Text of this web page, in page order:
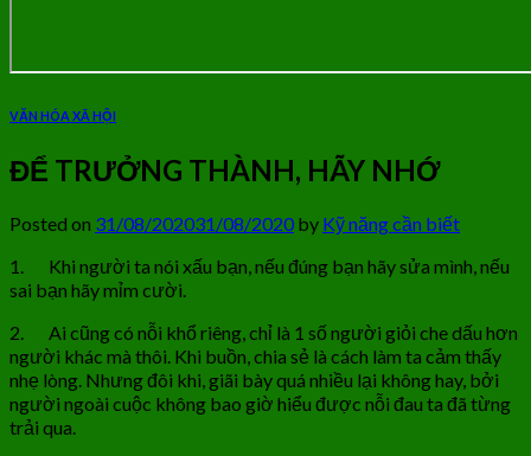
VĂN HÓA XÃ HỘI
ĐỂ TRƯỞNG THÀNH, HÃY NHỚ
Posted on 31/08/202031/08/2020by Kỹ năng cần biết
1. Khi người ta nói xấu bạn, nếu đúng bạn hãy sửa mình, nếu
sai bạn hãy mỉm cười.
2. Ai cũng có nỗi khổ riêng, chỉ là 1 số người giỏi che dấu hơn
người khác mà thôi. Khi buồn, chia sẻ là cách làm ta cảm thấy
nhẹ lòng. Nhưng đôi khi, giãi bày quá nhiều lại không hay, bởi
người ngoài cuộc không bao giờ hiểu được nỗi đau ta đã từng
trải qua.